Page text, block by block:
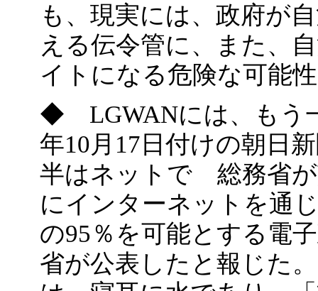
も、現実には、政府が
える伝令管に、また、
イトになる危険な可能
◆ LGWANには、もう
年10月17日付けの朝日
半はネットで 総務省が
にインターネットを通
の95％を可能とする電
省が公表したと報じた